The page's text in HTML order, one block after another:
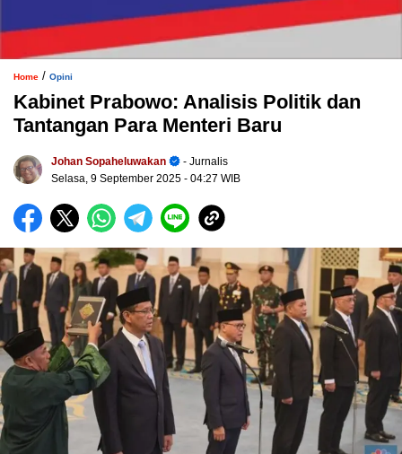
Home / Opini
Kabinet Prabowo: Analisis Politik dan
Tantangan Para Menteri Baru
Johan Sopaheluwakan
- Jurnalis
Selasa, 9 September 2025 - 04:27 WIB